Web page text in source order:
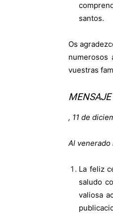
santos.
Os
numerosos
vuestras
MENSAJE
, 11 de
Al venerado
La feliz
saludo
valiosa